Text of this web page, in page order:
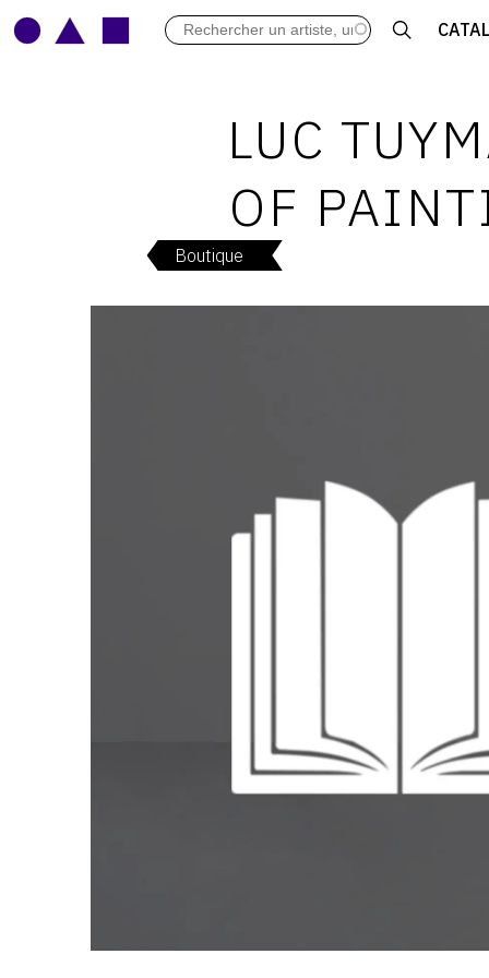
ARCHIVES DES EXPOSITIONS
LEXIQUE ARTISTIQUE
LUC
OF
Boutique